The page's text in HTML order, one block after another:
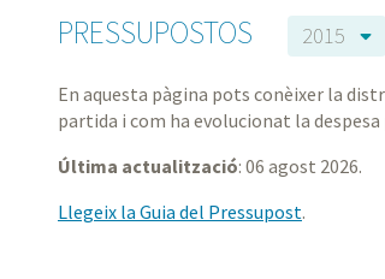
PRESSUPOSTOS 2015
En aquesta pàgina pots conèixer la
partida i com ha evolucionat la
Última actualització: 06 agost 2026.
Llegeix la Guia del Pressupost.